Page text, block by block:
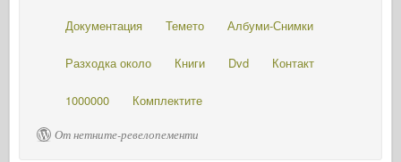
Документация Темето Албуми-Снимки
Разходка около Книги Dvd Контакт
1000000 Комплектите
От нетните-ревелопементи